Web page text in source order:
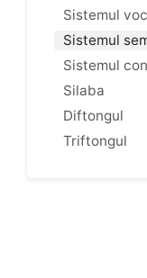
Sistemul
Sistemul
Sistemul
Silaba
Diftongul
Triftongul